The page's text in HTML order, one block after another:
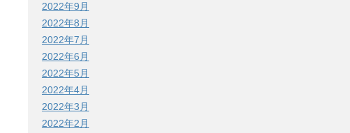
2022年9月
2022年8月
2022年7月
2022年6月
2022年5月
2022年4月
2022年3月
2022年2月